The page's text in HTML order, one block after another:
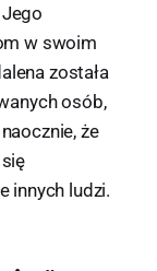
w swoim
została
osób,
że
innych ludzi.